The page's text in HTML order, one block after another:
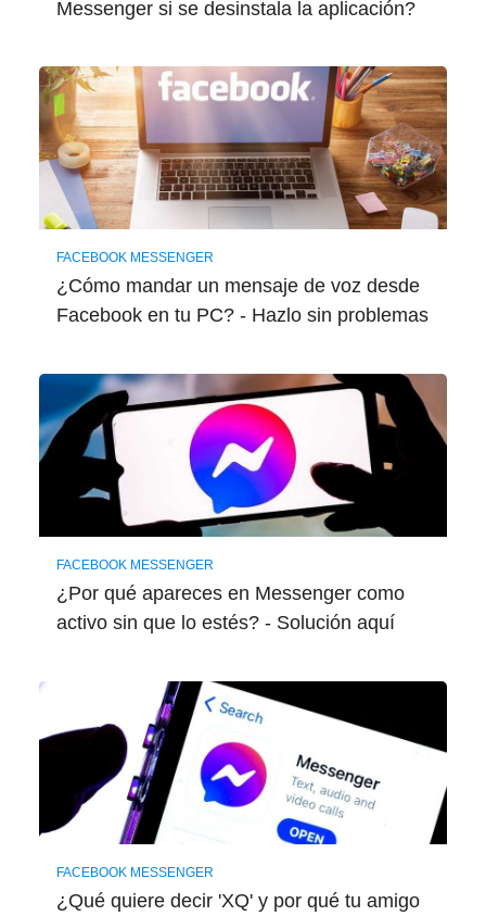
Messenger si se desinstala la aplicación?
FACEBOOK MESSENGER
¿Cómo mandar un mensaje de voz desde
Facebook en tu PC? - Hazlo sin problemas
FACEBOOK MESSENGER
¿Por qué apareces en Messenger como
activo sin que lo estés? - Solución aquí
FACEBOOK MESSENGER
¿Qué quiere decir 'XQ' y por qué tu amigo